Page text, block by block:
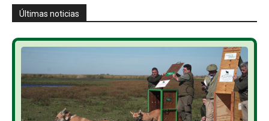
Últimas noticias